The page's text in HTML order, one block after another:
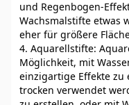
und Regenbogen-
Wachsmalstifte etwas
eher für größere
4. Aquarellstifte:
Möglichkeit, mit
einzigartige Effekte zu
trocken verwendet